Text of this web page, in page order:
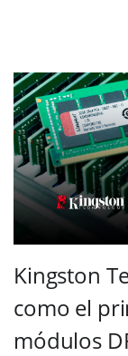
Kingston
como el
módulos